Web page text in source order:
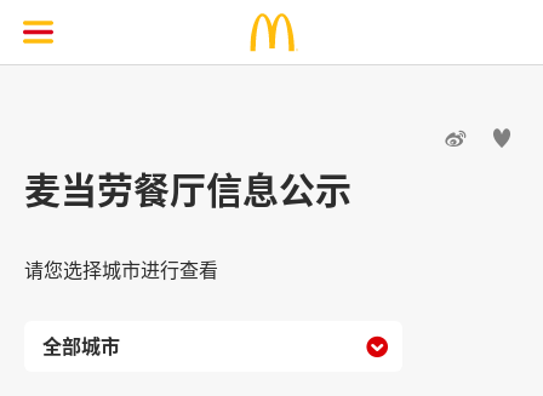
 
麦当劳餐厅信息公示
请您选择城市进行查看
